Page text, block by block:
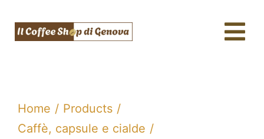
contenuto
Tè, tisane & Matcha
Home
Products
Caffè, capsule e cialde